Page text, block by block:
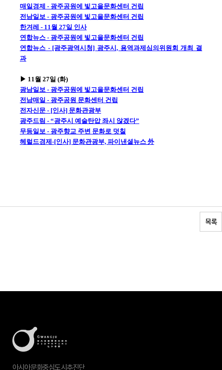
매일경제 - 광주공원에 빛고을문화센터 건립
전남일보 - 광주공원에 빛고을문화센터 건립
한겨레 - 11월 27일 인사
연합뉴스 - 광주공원에 빛고을문화센터 건립
연합뉴스 - [광주광역시청] 광주시, 용역과제심의위원회 개최 결
과
▶ 11월 27일 (화)
광남일보 - 광주공원에 빛고을문화센터 건립
전남매일 - 광주공원 문화센터 건립
전자신문 - [인사] 문화관광부
광주드림 - “광주시 예술탄압 좌시 않겠다”
무등일보 - 광주향교 주변 문화로 덧칠
헤럴드경제-[인사] 문화관광부, 파이낸셜뉴스 外
목록
아시아문화중심도시추진단